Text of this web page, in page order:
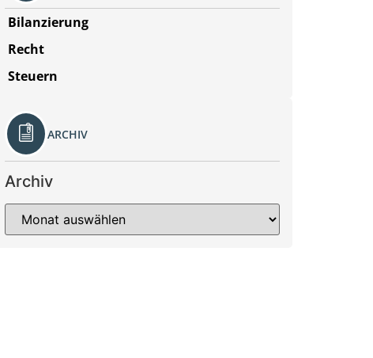
Bilanzierung
Recht
Steuern
ARCHIV
Archiv